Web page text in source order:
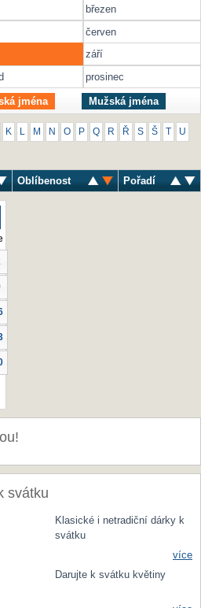
březen
červen
září
prosinec
jména Mužská jména
K M N O P Q R Ř S Š U
Oblíbenost Pořadí
svátku
Klasické i netradiční dárky k
svátku
více
Darujte k svátku květiny